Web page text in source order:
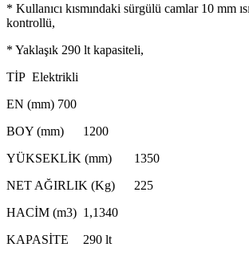
* Kullanıcı kısmındaki sürgülü camlar 10 mm
kontrollü,
* Yaklaşık 290 lt kapasiteli,
TİP Elektrikli
EN (mm) 700
BOY (mm)
1200
YÜKSEKLİK (mm)
1350
NET AĞIRLIK (Kg)
225
HACİM (m3) 1,1340
KAPASİTE
290 lt